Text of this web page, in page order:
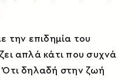
την επιδημία του
απλά κάτι που συχνά
Ότι δηλαδή στην ζωή